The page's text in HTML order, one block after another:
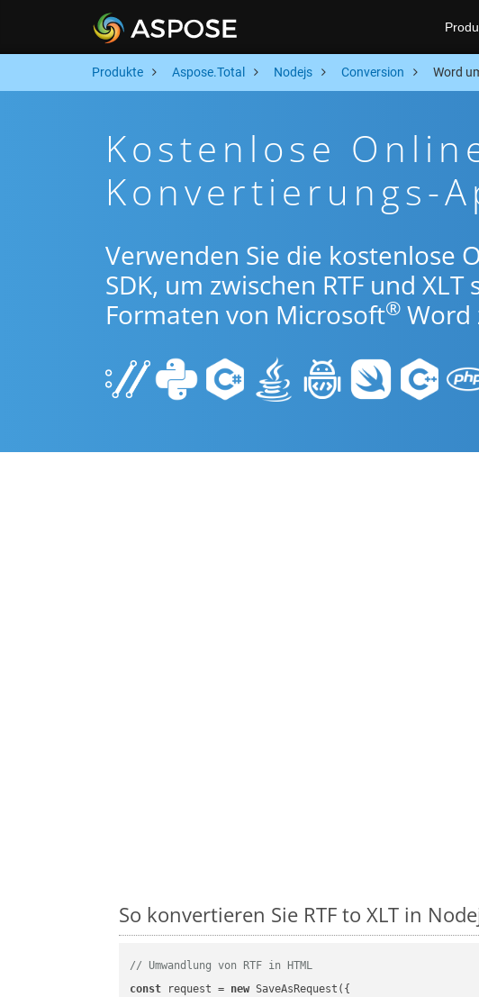
Produkte Aspose.Total Nodejs Conversion Word
Kostenlose
Konvertierungs-
Verwenden Sie die kostenlose
SDK, um zwischen RTF und
Formaten von Microsoft® Word
So konvertieren Sie RTF to XLT in
// Umwandlung von RTF in HTML
const request = new SaveAsRequest({